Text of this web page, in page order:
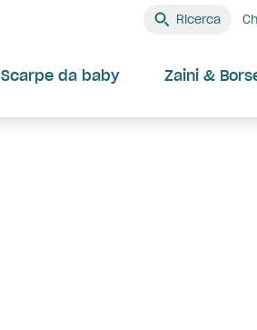
Ricerca
Scarpe da baby Zaini &